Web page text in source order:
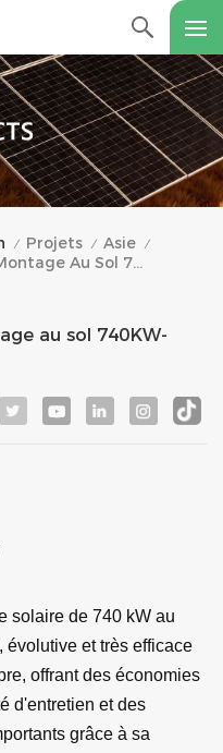
/ Projets / Asie /
Projet De Système De Montage Au Sol 740KW-Solar Au Japon
au sol 740KW-
solaire de 740 kW au
évolutive et très efficace
offrant des économies
d'entretien et des
grâce à sa